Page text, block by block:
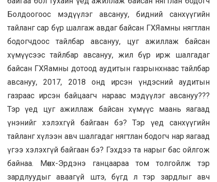
Болдоогоос мэдүүлэг авсануу, бидний санхүүгийн
тайланг сар бүр шалгаж авдаг байсан ГХЯамны нягтлан
бодогчдоос тайлбар авсануу, цуг ажиллаж байсан
хүмүүсээс тайлбар авсануу, жил бүр ирж шалгадаг
байсан ГХЯамны дотоод аудитын газрынхнаас тайлбар
авсануу, 2017, 2018 онд ирсэн үндэсний аудитын
газраас ирсэн байцаагч нараас мэдүүлэг авсануу???
Тэр үед цуг ажиллаж байсан хүмүүс маань яагаад
үнэнийг хэлэхгүй байгаан бэ? Тэр үед санхүүгийн
тайланг хүлээн авч шалгадаг нягтлан бодогч нар яагаад
үгээ хэлэхгүй байгаан бэ? Гэхдээ та нарыг бас ойлгож
байнаа. Мөнх-Эрдэнэ ганцаараа том толгойлж тэр
зардлуудыг аваагүй штэ, бүгд л тэр зардлыг авч